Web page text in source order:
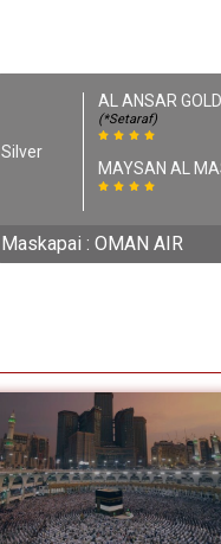
Silver
AL ANSAR
(*Setaraf)
MAYSAN AL
Maskapai : OMAN AIR